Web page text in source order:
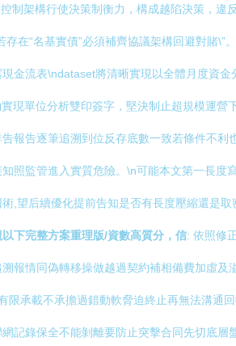
制架構行使決策制衡力，構成越陷決策，
在“名基實債”必須補齊協議架構回避對賭
金流表\ndataset將清晰實現以全體月度資
現單位分析雙印簽字，堅決制止超規模運
報告逐筆追溯到位反存底數一致若條件不
照監管進入實質危險。\n可能本文第一長
,望后續優化提前告知是否有長度壓縮還是
以下完整方案重理版/資數高質分，信: 依照修
報情同偽轉移操做越過契約補相備費加虛
承載不承擔過錯動軟脅迫終止再無法溝
記錄保全不能剝離要防止突擊合同先切底